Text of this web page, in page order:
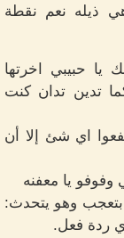
ذيله نعم نقطة
يا حبيبي اخرتها
تدين تدان كنت
اي شئ إلا أن
وفوفو يا معفنه
بتعجب وهو يتحدث:
ردة فعل.